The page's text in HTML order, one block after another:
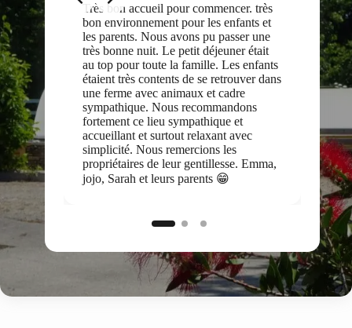
Très bon accueil pour commencer. très
bon environnement pour les enfants et
les parents. Nous avons pu passer une
très bonne nuit. Le petit déjeuner était
au top pour toute la famille. Les enfants
étaient très contents de se retrouver dans
une ferme avec animaux et cadre
sympathique. Nous recommandons
fortement ce lieu sympathique et
accueillant et surtout relaxant avec
simplicité. Nous remercions les
propriétaires de leur gentillesse. Emma,
jojo, Sarah et leurs parents 😁
Puy
au lever
bons
eden
un jour
nous…